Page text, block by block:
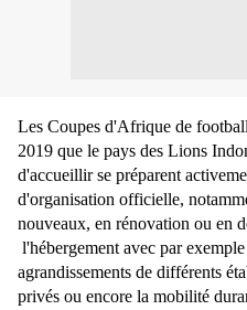
Les Coupes d'Afrique de
2019 que le pays des Lions
d'accueillir se préparent
d'organisation officielle,
nouveaux, en rénovation ou en
l'hébergement avec par
agrandissements de différents
privés ou encore la mobilité